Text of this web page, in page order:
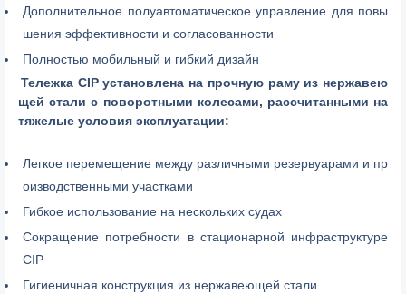
Дополнительное полуавтоматическое управление для повы
шения эффективности и согласованности
Полностью мобильный и гибкий дизайн
Тележка CIP установлена на прочную раму из нержавею
щей стали с поворотными колесами, рассчитанными на
тяжелые условия эксплуатации:
Легкое перемещение между различными резервуарами и пр
оизводственными участками
Гибкое использование на нескольких судах
Сокращение потребности в стационарной инфраструктуре
CIP
Гигиеничная конструкция из нержавеющей стали